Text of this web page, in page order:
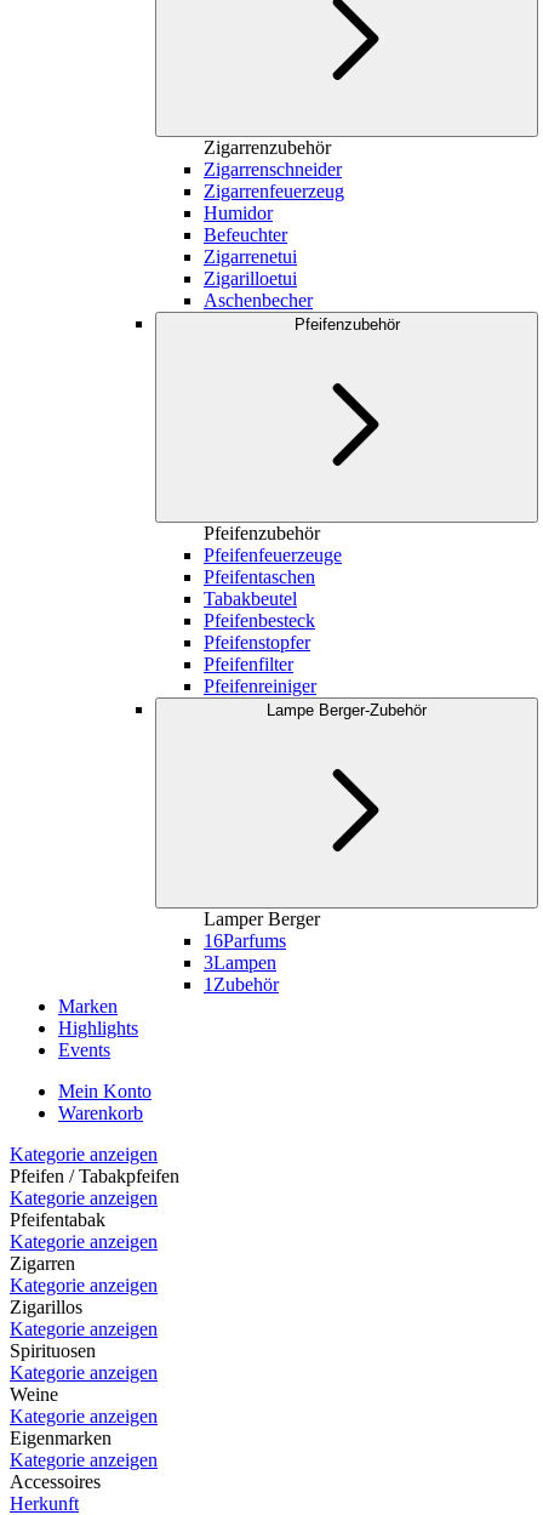
Zigarrenzubehör
Zigarrenschneider
Zigarrenfeuerzeug
Humidor
Befeuchter
Zigarrenetui
Zigarilloetui
Aschenbecher
Pfeifenzubehör
Pfeifenzubehör
Pfeifenfeuerzeuge
Pfeifentaschen
Tabakbeutel
Pfeifenbesteck
Pfeifenstopfer
Pfeifenfilter
Pfeifenreiniger
Lampe Berger-Zubehör
Lamper Berger
16Parfums
3Lampen
1 Zubehör
Marken
Highlights
Events
Mein Konto
Warenkorb
Kategorie anzeigen
Pfeifen / Tabakpfeifen
Kategorie anzeigen
Pfeifentabak
Kategorie anzeigen
Zigarren
Kategorie anzeigen
Zigarillos
Kategorie anzeigen
Spirituosen
Kategorie anzeigen
Weine
Kategorie anzeigen
Eigenmarken
Kategorie anzeigen
Accessoires
Herkunft